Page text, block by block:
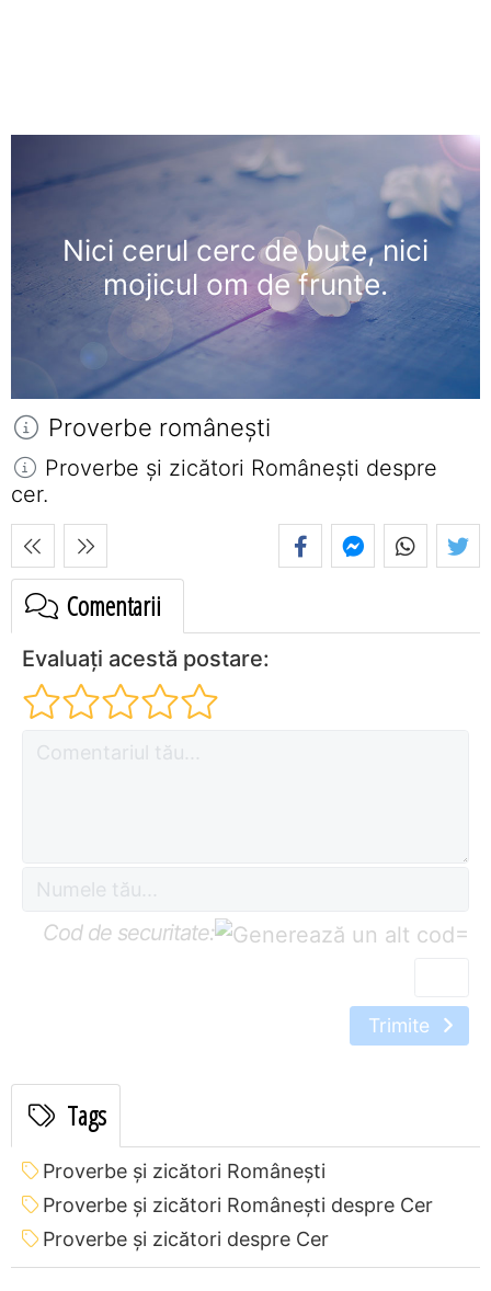
Nici cerul cerc de bute, nici
mojicul om de frunte.
Proverbe româneşti
Proverbe și zicători Româneşti despre
cer.
Comentarii
Evaluați acestă postare:
Cod de securitate: =
Trimite
Tags
Proverbe și zicători Româneşti
Proverbe și zicători Româneşti despre Cer
Proverbe și zicători despre Cer